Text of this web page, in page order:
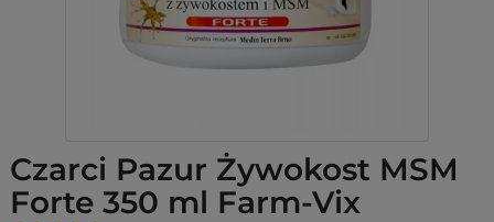
Czarci Pazur Żywokost MSM
Forte 350 ml Farm-Vix